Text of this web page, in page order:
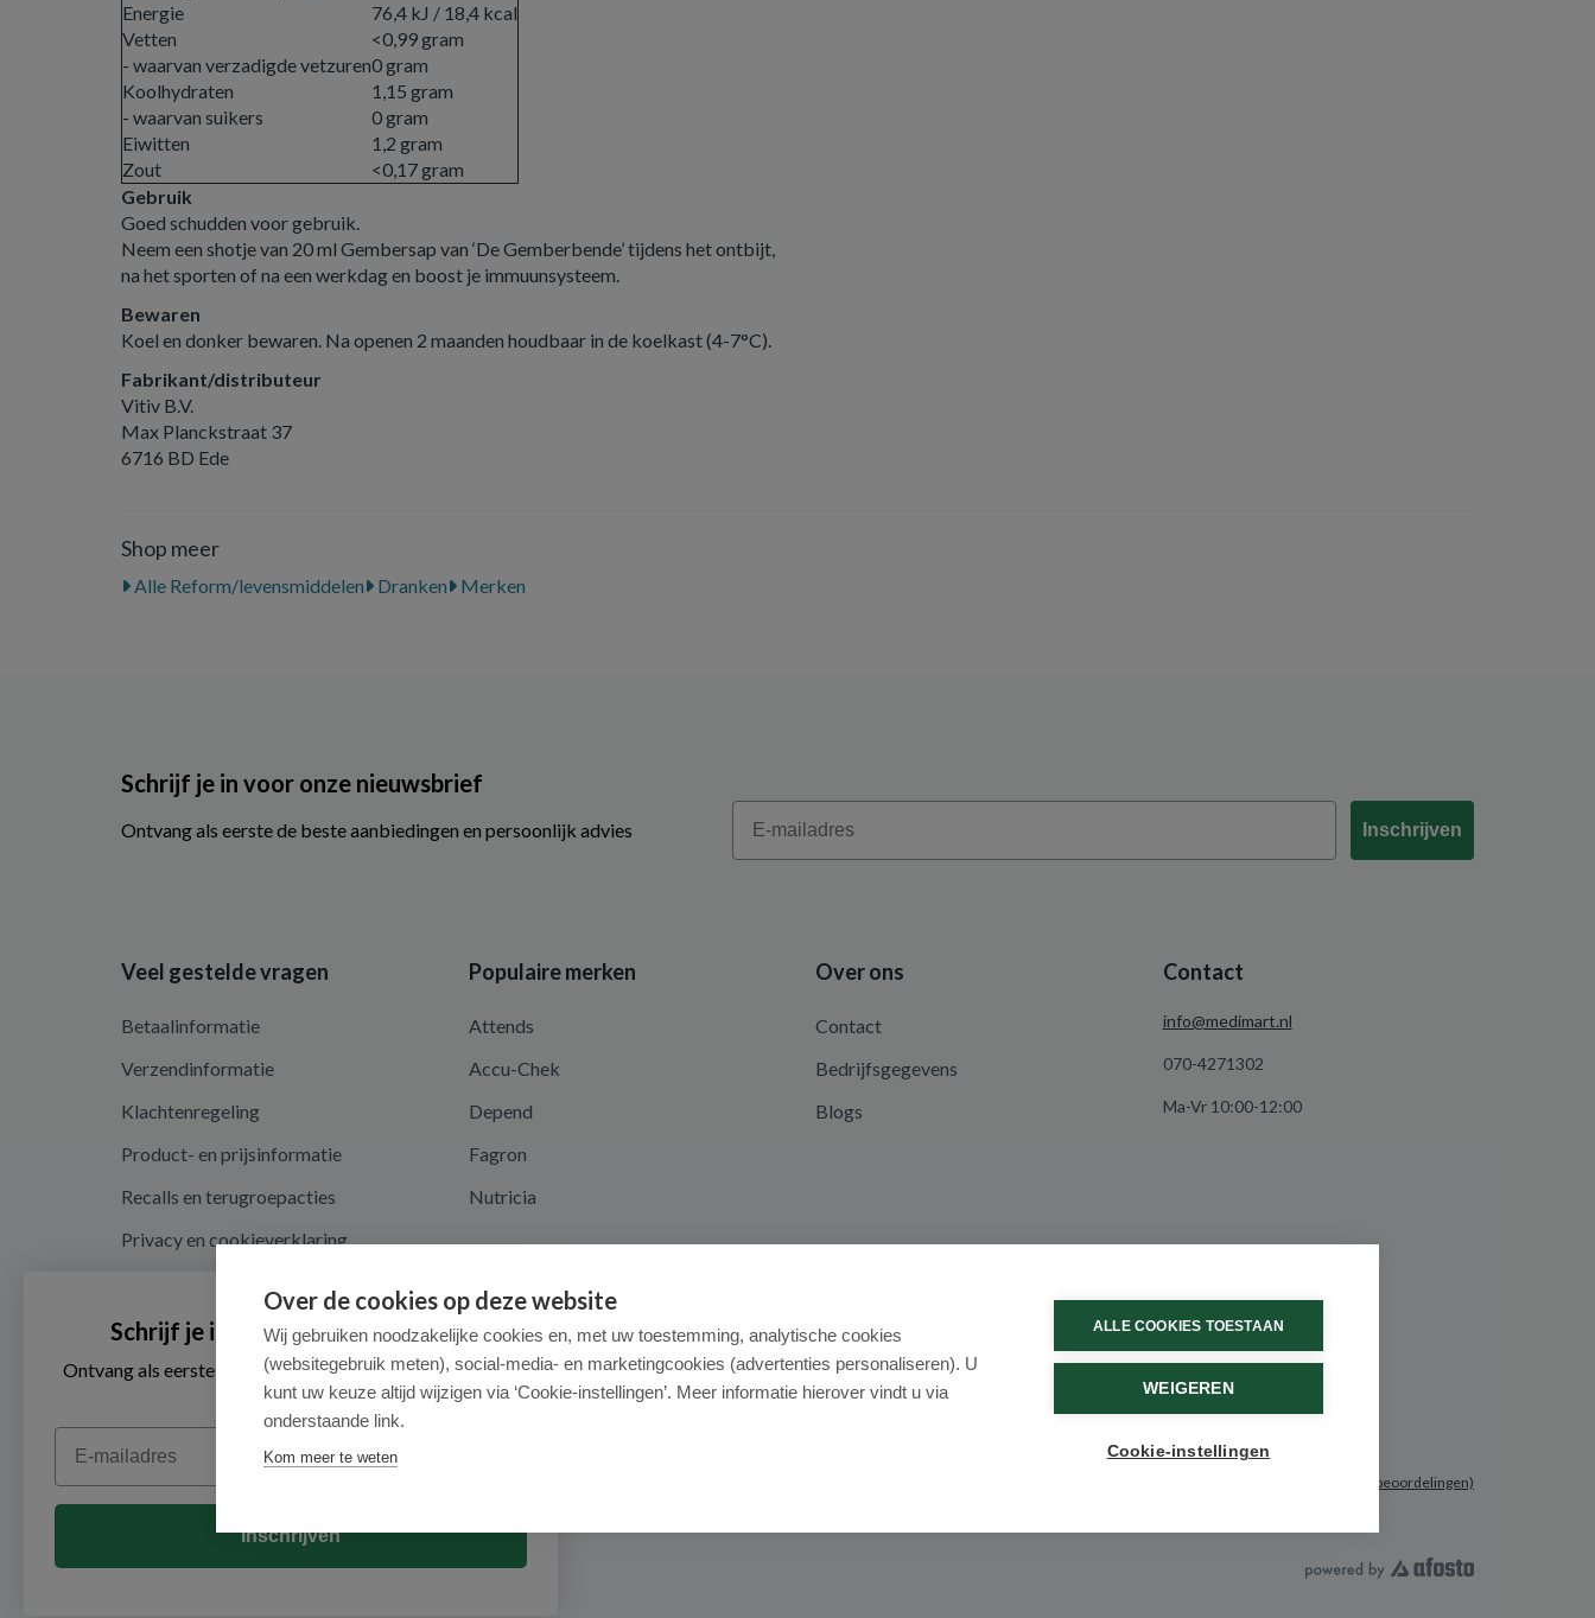
Energie
76,4 kJ / 18,4 kcal
Vetten
- waarvan verzadigde vetzuren
<0,99 gram
0 gram
Koolhydraten
- waarvan suikers
1,15 gram
0 gram
Eiwitten
1,2 gram
Zout
<0,17 gram
Gebruik
Goed schudden voor gebruik.
Neem een shotje van 20 ml Gembersap van ‘De Gemberbende’ tijdens het ontbijt,
na het sporten of na een werkdag en boost je immuunsysteem.
Bewaren
Koel en donker bewaren. Na openen 2 maanden houdbaar in de koelkast (4-7°C).
Fabrikant/distributeur
Vitiv B.V.
Max Planckstraat 37
6716 BD Ede
Shop meer
Alle Reform/levensmiddelen Dranken Merken
Schrijf je in voor onze nieuwsbrief
Ontvang als eerste de beste aanbiedingen en persoonlijk advies
Email
Inschrijven
Veel gestelde vragen
Betaalinformatie
Verzendinformatie
Klachtenregeling
Product- en prijsinformatie
Recalls en terugroepacties
Privacy en cookieverklaring
Algemene voorwaarden
Herroepingsrecht en retouren
Populaire merken
Attends
Accu-Chek
Depend
Fagron
Nutricia
Over ons
Contact
Bedrijfsgegevens
Blogs
Contact
info@medimart.nl
070-4271302
Ma-Vr 10:00-12:00
(531 beoordelingen)
© 2026 - Medimart.nl.
Over de cookies op deze website
Wij gebruiken noodzakelijke cookies en, met uw toestemming, analytische cookies
(websitegebruik meten), social-media- en marketingcookies (advertenties personaliseren). U
kunt uw keuze altijd wijzigen via ‘Cookie-instellingen’. Meer informatie hierover vindt u via
onderstaande link.
Kom meer te weten
ALLE COOKIES TOESTAAN
WEIGEREN
Cookie-instellingen
Schrijf je in voor onze nieuwsbrief
Ontvang als eerste de beste aanbiedingen en persoonlijk
advies
Email
Inschrijven